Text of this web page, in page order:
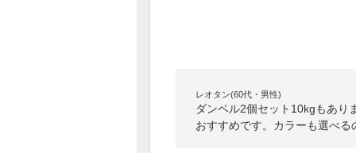
レオタン(60代・男性)
ダンベル2個セット10kgもあり
おすすめです。カラーも選べる